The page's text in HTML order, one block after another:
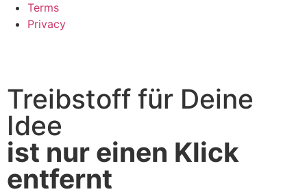
Terms
Privacy
Treibstoff für Deine
Idee
ist nur einen Klick
entfernt